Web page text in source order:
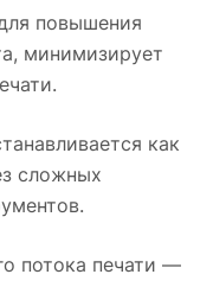
повышения
минимизирует
как
сложных
потока печати —